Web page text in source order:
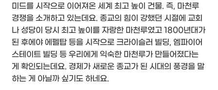
미드를 시작으로 이어져온 세계 최고 높이 건물. 즉, 마천루
경쟁을 소개하고 있는데요. 종교의 힘이 강했던 시절에 교회
나 성당이 당시 최고 높이를 자랑한 마천루였고 1800년대가
된 후에야 에펠탑 등을 시작으로 크라이슬러 빌딩, 엠파이어
스테이트 빌딩 등 우리에게 익숙한 마천루가 만들어졌다는
게 확인되는데요. 경제가 새로운 종교가 된 시대의 풍경을 말
하는 게 아닐까 싶기도 하네요.